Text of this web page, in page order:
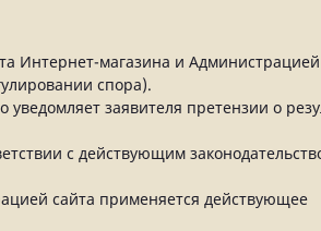
Интернет-магазина и Администрацией
спора).
заявителя претензии о
с действующим
сайта применяется действующее